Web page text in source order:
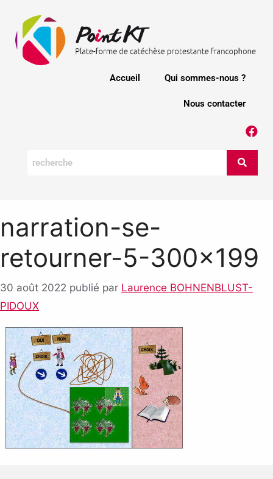
Accueil Qui sommes-nous ?
Nous contacter
narration-se-
retourner-5-300×199
30 août 2022 publié par Laurence BOHNENBLUST-
PIDOUX